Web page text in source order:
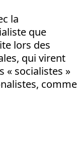
la
que
lors des
qui virent
« socialistes »
comme